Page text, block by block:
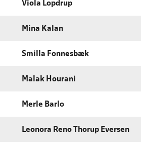
Viola Lopdrup
Mina Kalan
Smilla Fonnesbæk
Malak Hourani
Merle Barlo
Leonora Reno Thorup Eversen